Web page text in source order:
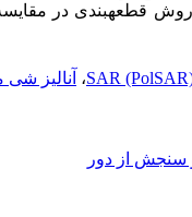
این روش قطعه­بندی
، آنالیز شی
سنجش از دور